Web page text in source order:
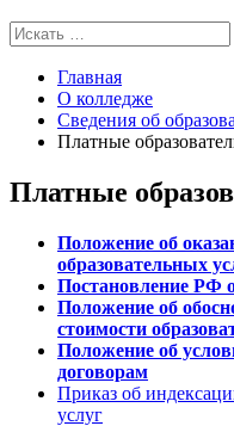
Поиск
для:
Главная
О колледже
Сведения об
Платные
Платные
Положение об
образовательных
Постановление РФ
Положение об
стоимости
Положение об
договорам
Приказ об
услуг